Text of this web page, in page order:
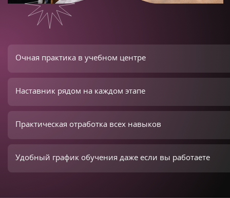
Очная практика в учебном центре
Наставник рядом на каждом этапе
Практическая отработка всех навыков
Удобный график обучения даже если вы работаете